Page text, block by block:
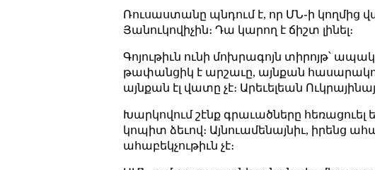
Ռուսաստանը պնդում է, որ ՄՆ֊ի
Յանուկովիչին։ Դա կարող է ճիշտ լինել։
Գոյութիւն ունի մոխրագոյն տիրոյթ՝
թափանցիկ է արշաւը, այնքան
այնքան էլ վատը չէ։ Արեւելեան
Խարկովում շէնք գրաւածները հեռացուել
կոպիտ ձեւով։ Այնուամենայնիւ, իրենց
ահաբեկչութիւն չէ։